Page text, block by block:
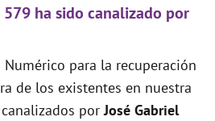
579 ha sido canalizado por
Numérico para la recuperación
de los existentes en nuestra
porJosé Gabriel